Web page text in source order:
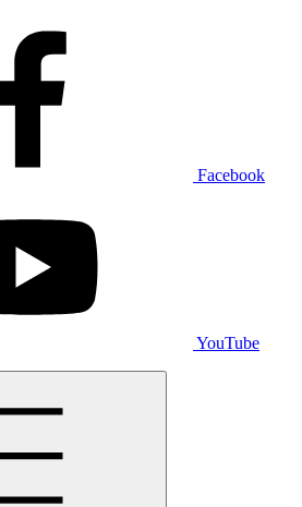
Facebook
YouTube